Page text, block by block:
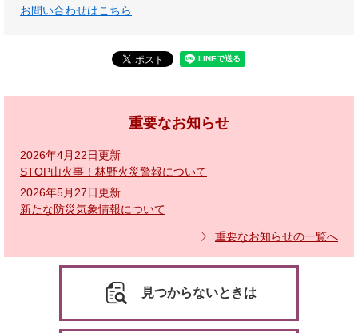
お問い合わせはこちら
重要なお知らせ
2026年4月22日更新
STOP山火事！林野火災警報について
2026年5月27日更新
新たな防災気象情報について
重要なお知らせの一覧へ
見つからないときは